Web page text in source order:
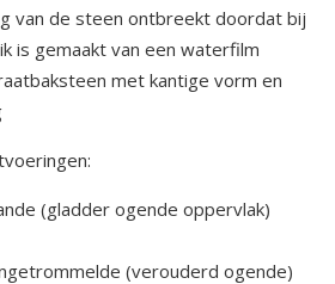
van de steen ontbreekt doordat bij
is gemaakt van een waterfilm
met kantige vorm en
(gladder ogende oppervlak)
(verouderd ogende)